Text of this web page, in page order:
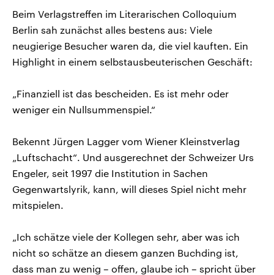
Beim Verlagstreffen im Literarischen Colloquium
Berlin sah zunächst alles bestens aus: Viele
neugierige Besucher waren da, die viel kauften. Ein
Highlight in einem selbstausbeuterischen Geschäft:
„Finanziell ist das bescheiden. Es ist mehr oder
weniger ein Nullsummenspiel.“
Bekennt Jürgen Lagger vom Wiener Kleinstverlag
„Luftschacht“. Und ausgerechnet der Schweizer Urs
Engeler, seit 1997 die Institution in Sachen
Gegenwartslyrik, kann, will dieses Spiel nicht mehr
mitspielen.
„Ich schätze viele der Kollegen sehr, aber was ich
nicht so schätze an diesem ganzen Buchding ist,
dass man zu wenig – offen, glaube ich – spricht über